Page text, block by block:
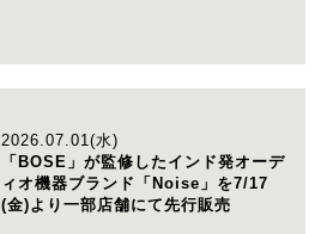
2026.07.01(水)
「BOSE」が監修したインド発オーデ
ィオ機器ブランド「Noise」を7/17
(金)より一部店舗にて先行販売